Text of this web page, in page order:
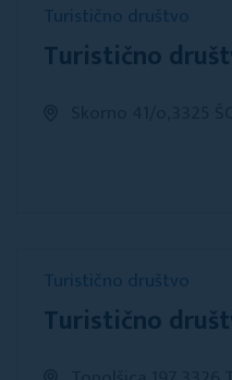
Turistično društvo
Turistično
Turistično društvo
Turistično